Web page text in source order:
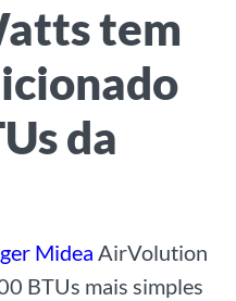
tem
da
Midea AirVolution
BTUs mais simples